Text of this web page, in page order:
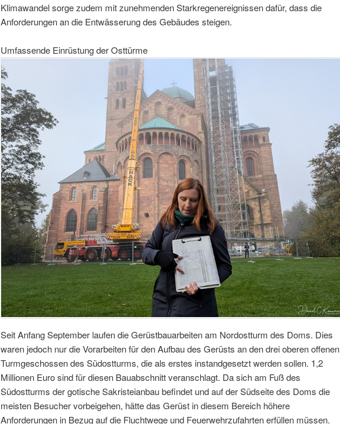
Klimawandel sorge zudem mit zunehmenden Starkregenereignissen dafür, dass die
Anforderungen an die Entwässerung des Gebäudes steigen.
Umfassende Einrüstung der Osttürme
Seit Anfang September laufen die Gerüstbauarbeiten am Nordostturm des Doms. Dies
waren jedoch nur die Vorarbeiten für den Aufbau des Gerüsts an den drei oberen offenen
Turmgeschossen des Südostturms, die als erstes instandgesetzt werden sollen. 1,2
Millionen Euro sind für diesen Bauabschnitt veranschlagt. Da sich am Fuß des
Südostturms der gotische Sakristeianbau befindet und auf der Südseite des Doms die
meisten Besucher vorbeigehen, hätte das Gerüst in diesem Bereich höhere
Anforderungen in Bezug auf die Fluchtwege und Feuerwehrzufahrten erfüllen müssen.